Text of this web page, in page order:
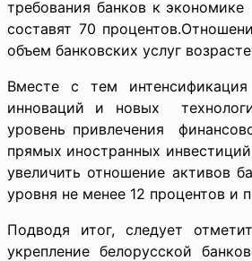
требования банков к
составят 70
объем банковских услуг
Вместе с тем
инноваций и новых
уровень привлечения
прямых иностранных
увеличить отношение активов
уровня не менее 12 процентов и
Подводя итог, следует
укрепление белорусской